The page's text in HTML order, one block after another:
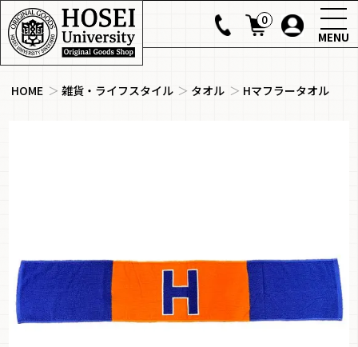
0
MENU
HOME ＞ 雑貨・ライフスタイル ＞ タオル ＞ Hマフラータオル